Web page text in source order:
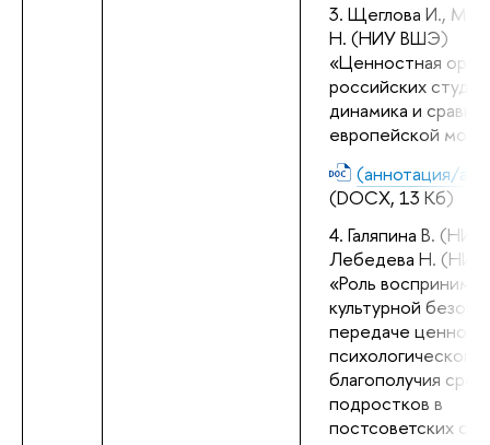
Щеглова И.,
Н. (НИУ ВШЭ)
«Ценностная
российских
динамика и
европейской
(аннотация/
(DOCX, 13 Кб)
Галяпина В.
Лебедева Н.
«Роль
культурной
передаче
психологического
благополучия
подростков в
постсоветских